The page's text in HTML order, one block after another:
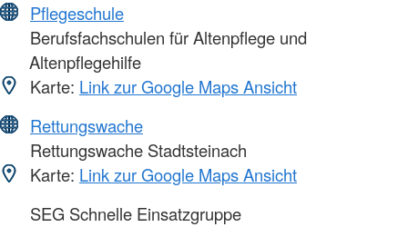
Pflegeschule
Berufsfachschulen für Altenpflege und
Altenpflegehilfe
Karte: Link zur Google Maps Ansicht
Rettungswache
Rettungswache Stadtsteinach
Karte: Link zur Google Maps Ansicht
SEG Schnelle Einsatzgruppe